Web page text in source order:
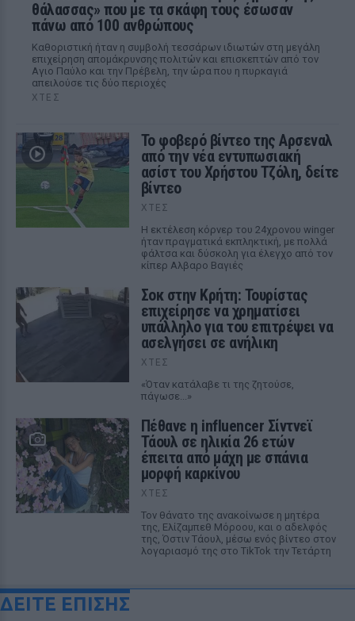
θάλασσας» που με τα σκάφη τους έσωσαν
πάνω από 100 ανθρώπους
Καθοριστική ήταν η συμβολή τεσσάρων ιδιωτών στη μεγάλη
επιχείρηση απομάκρυνσης πολιτών και επισκεπτών από τον
Αγιο Παύλο και την Πρέβελη, την ώρα που η πυρκαγιά
απειλούσε τις δύο περιοχές
ΧΤΕΣ
Το φοβερό βίντεο της Αρσεναλ
από την νέα εντυπωσιακή
ασίστ του Χρήστου Τζόλη, δείτε
βίντεο
ΧΤΕΣ
Η εκτέλεση κόρνερ του 24χρονου winger
ήταν πραγματικά εκπληκτική, με πολλά
φάλτσα και δύσκολη για έλεγχο από τον
κίπερ Αλβαρο Βαγιές
Σοκ στην Κρήτη: Τουρίστας
επιχείρησε να χρηματίσει
υπάλληλο για του επιτρέψει να
ασελγήσει σε ανήλικη
ΧΤΕΣ
«Όταν κατάλαβε τι της ζητούσε,
πάγωσε...»
Πέθανε η influencer Σίντνεϊ
Τάουλ σε ηλικία 26 ετών
έπειτα από μάχη με σπάνια
μορφή καρκίνου
ΧΤΕΣ
Τον θάνατο της ανακοίνωσε η μητέρα
της, Ελίζαμπεθ Μόροου, και ο αδελφός
της, Όστιν Τάουλ, μέσω ενός βίντεο στον
λογαριασμό της στο TikTok την Τετάρτη
ΔΕΙΤΕ ΕΠΙΣΗΣ